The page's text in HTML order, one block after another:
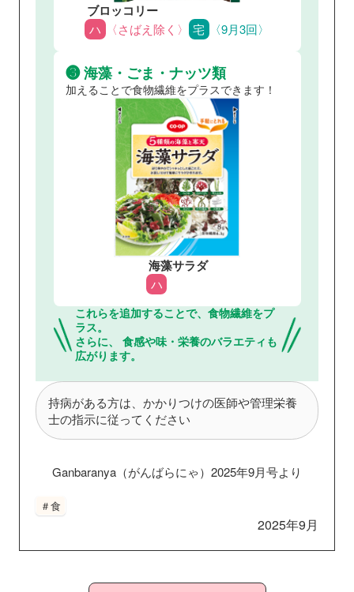
ブロッコリー
ハ 〈さばえ除く〉 宅 〈9月3回〉
❸ 海藻・ごま・ナッツ類
加えることで食物繊維をプラスできます！
海藻サラダ
ハ
これらを追加することで、食物繊維をプ
ラス。
さらに、 食感や味・栄養のバラエティも
広がります。
持病がある方は、かかりつけの医師や管理栄養
士の指示に従ってください
Ganbaranya（がんばらにゃ） 2025年9月号より
＃食
2025年9月